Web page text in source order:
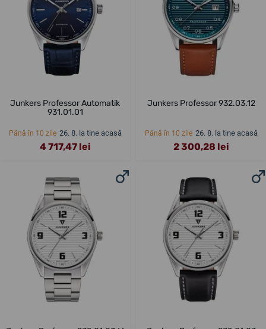
Junkers Professor Automatik
931.01.01
Până în 10 zile 26. 8. la tine acasă
4 717,47 lei
Junkers Professor 932.03.12
Până în 10 zile 26. 8. la tine acasă
2 300,28 lei